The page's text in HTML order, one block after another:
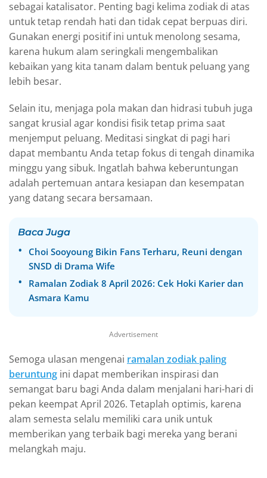
sebagai katalisator. Penting bagi kelima zodiak di atas
untuk tetap rendah hati dan tidak cepat berpuas diri.
Gunakan energi positif ini untuk menolong sesama,
karena hukum alam seringkali mengembalikan
kebaikan yang kita tanam dalam bentuk peluang yang
lebih besar.
Selain itu, menjaga pola makan dan hidrasi tubuh juga
sangat krusial agar kondisi fisik tetap prima saat
menjemput peluang. Meditasi singkat di pagi hari
dapat membantu Anda tetap fokus di tengah dinamika
minggu yang sibuk. Ingatlah bahwa keberuntungan
adalah pertemuan antara kesiapan dan kesempatan
yang datang secara bersamaan.
Baca Juga
Choi Sooyoung Bikin Fans Terharu, Reuni dengan
SNSD di Drama Wife
Ramalan Zodiak 8 April 2026: Cek Hoki Karier dan
Asmara Kamu
Advertisement
Semoga ulasan mengenai ramalan zodiak paling
beruntung ini dapat memberikan inspirasi dan
semangat baru bagi Anda dalam menjalani hari-hari di
pekan keempat April 2026. Tetaplah optimis, karena
alam semesta selalu memiliki cara unik untuk
memberikan yang terbaik bagi mereka yang berani
melangkah maju.